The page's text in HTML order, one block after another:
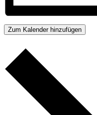
Zum Kalender hinzufügen